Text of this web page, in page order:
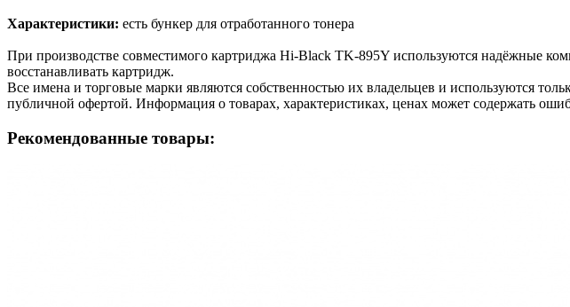
Характеристики: есть бункер для отработанного тонера
При производстве совместимого картриджа Hi-Black TK-895Y используются надёжные
восстанавливать картридж.
Все имена и торговые марки являются собственностью их владельцев и используются
публичной офертой. Информация о товарах, характеристиках, ценах может содержать
Рекомендованные товары: